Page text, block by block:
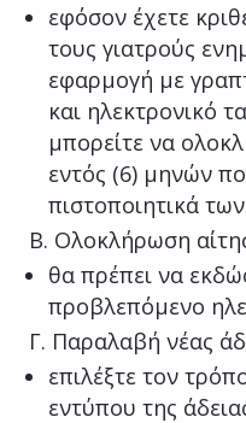
εφόσον έχετε
τους γιατρούς
εφαρμογή με
και ηλεκτρονικό
μπορείτε να
εντός (6) μηνών
πιστοποιητικά
Β. Ολοκλήρωση
θα πρέπει να
προβλεπόμενο
Γ. Παραλαβή νέας
επιλέξτε τον
εντύπου της